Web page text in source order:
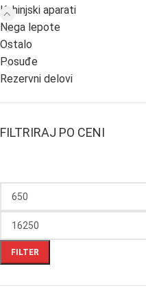
Kuhinjski aparati
Nega lepote
Ostalo
Posuđe
Rezervni delovi
FILTRIRAJ PO CENI
FILTER